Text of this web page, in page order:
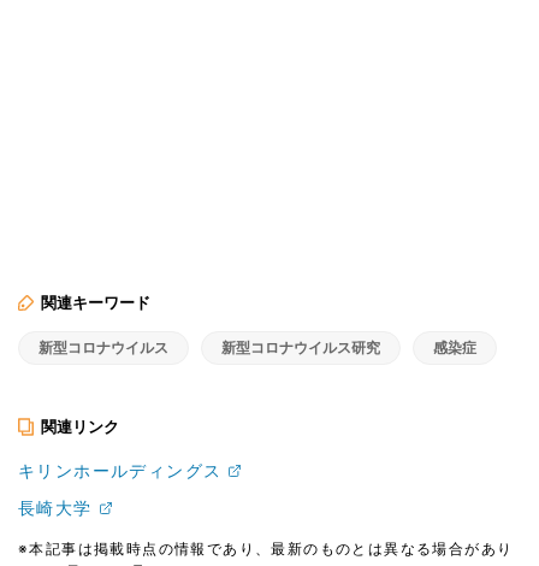
関連キーワード
新型コロナウイルス 新型コロナウイルス研究 感染症
関連リンク
キリンホールディングス
長崎大学
※本記事は掲載時点の情報であり、最新のものとは異なる場合があり